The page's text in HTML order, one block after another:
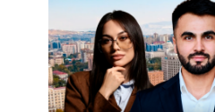
ВИДА
НОВОГО
УСТРОЙСТВА
ОТ
OPENAI